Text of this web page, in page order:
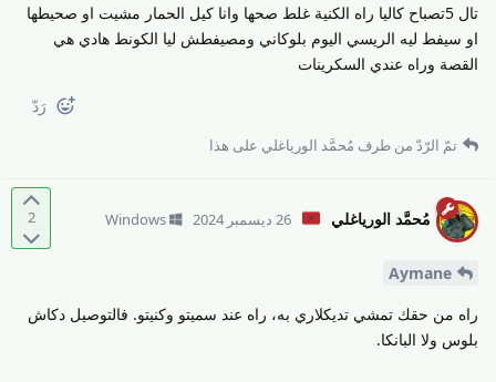
تال 5تصباح كاليا راه الكنية غلط صحها وانا كيل الحمار مشيت او صحيطها
او سيفط ليه الريسي اليوم بلوكاني ومصيفطش ليا الكونط هادي هي
القصة وراه عندي السكرينات
رَدّ
تمّ الرّدّ من طرف مُحمَّد الورياغلي على هذا
2 مُحمَّد الورياغلي 26 ديسمبر 2024 Windows
Aymane
راه من حقك تمشي تديكلاري به، راه عند سميتو وكنيتو. فالتوصيل دكاش
بلوس ولا البانكا.